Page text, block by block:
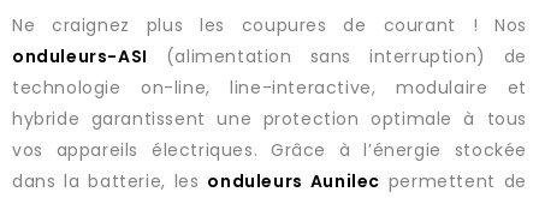
Ne craignez plus les coupures de courant ! Nos
onduleurs-ASI (alimentation sans interruption) de
technologie on-line, line-interactive, modulaire et
hybride garantissent une protection optimale à tous
vos appareils électriques. Grâce à l’énergie stockée
dans la batterie, les onduleurs Aunilec permettent de